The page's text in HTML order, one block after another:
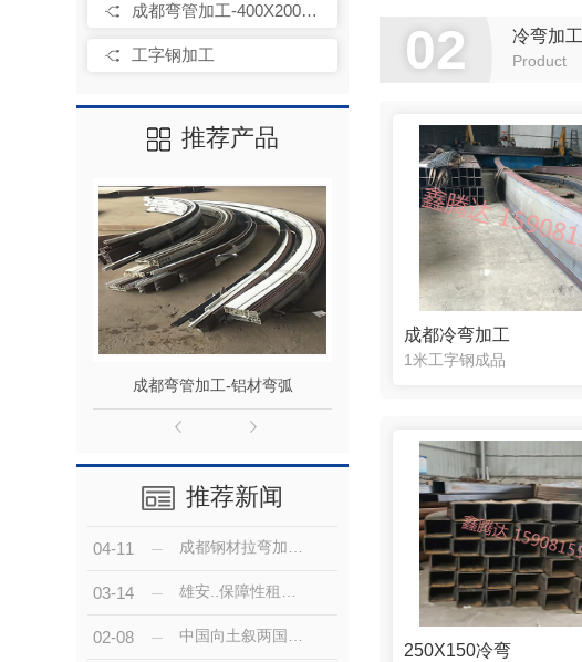
成都弯管加工-400X200H钢成品
工字钢加工
推荐产品
成都弯管加工-铝材弯弧
推荐新闻
04-11
03-14
02-08
02 冷弯加工
Product
成都冷弯加工
1米工字钢成品
250X150冷弯